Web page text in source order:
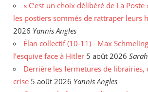
« C’est un choix délibéré de La Poste
les postiers sommés de rattraper leurs
2026 Yannis Angles
Élan collectif (10-11) - Max
l’esquive face à Hitler 5 août 2026
Derrière les fermetures de librairies,
crise 5 août 2026 Yannis Angles